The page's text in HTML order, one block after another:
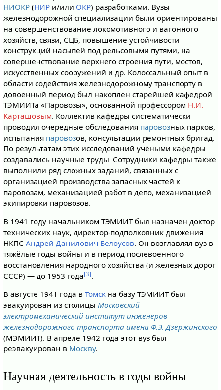
НИОКР(НИРи/или ОКР) разработками. Вузы
железнодорожной специализации были ориентированы
на совершенствование локомотивного и вагонного
хозяйств, связи, СЦБ, повышение устойчивости
конструкций насыпей под рельсовыми путями, на
совершенствование верхнего строения пути, мостов,
искусственных сооружений и др. Колоссальный опыт в
области содействия железнодорожному транспорту в
довоенный период был накоплен старейшей кафедрой
ТЭМИИТа «Паровозы», основанной профессором Н.И.
Карташовым. Коллектив кафедры систематически
проводил очередные обследования паровозных парков,
испытания паровозов, консультации ремонтных бригад.
По результатам этих исследований учёными кафедры
создавались научные труды. Сотрудники кафедры также
выполнили ряд сложных заданий, связанных с
организацией производства запасных частей к
паровозам, механизацией работ в депо, механизацией
экипировки паровозов.
В 1941 году начальником ТЭМИИТ был назначен доктор
технических наук, директор-подполковник движения
НКПС Андрей Данилович Белоусов. Он возглавлял вуз в
тяжёлые годы войны и в период послевоенного
восстановления народного хозяйства (и железных дорог
СССР) — до 1953 года[3].
В августе 1941 года в Томскна базу ТЭМИИТ был
эвакуирован из столицы Московский
электромеханический институт инженеров
железнодорожного транспорта имени Ф.Э. Дзержинского
(МЭМИИТ). В апреле 1942 года этот вуз был
реэвакуирован в Москву.
Научная деятельность в годы войны